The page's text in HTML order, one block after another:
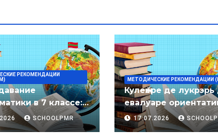
РЕКОМЕНДАЦИИ
в 7 классе:
пособие
SCHOOLPMR
МЕТОДИЧЕСКИЕ РЕКОМЕНДАЦИИ
Кулеӂере де лукрэрь
евалуаре
лимба
пентру елевий
17.07.2026